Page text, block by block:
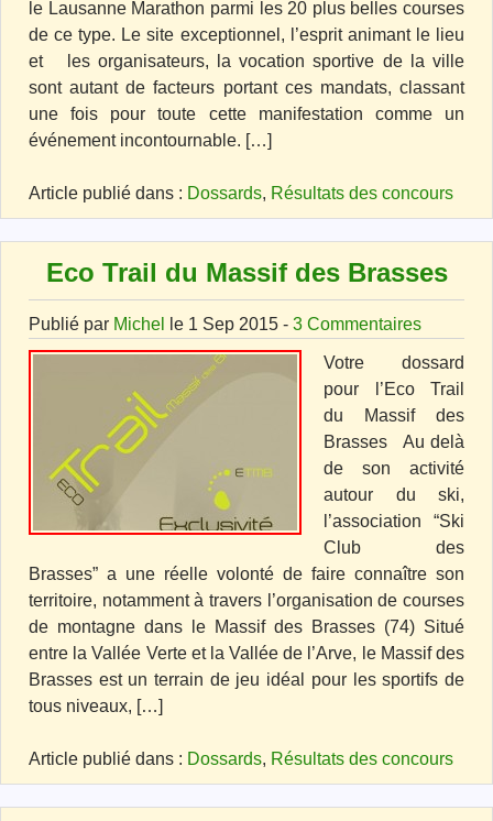
le Lausanne Marathon parmi les 20 plus belles courses
de ce type. Le site exceptionnel, l’esprit animant le lieu
et les organisateurs, la vocation sportive de la ville
sont autant de facteurs portant ces mandats, classant
une fois pour toute cette manifestation comme un
événement incontournable. […]
Article publié dans : Dossards, Résultats des concours
Eco Trail du Massif des Brasses
Publié par Michel le 1 Sep 2015 - 3 Commentaires
Votre dossard
pour l’Eco Trail
du Massif des
Brasses Au delà
de son activité
autour du ski,
l’association “Ski
Club des
Brasses” a une réelle volonté de faire connaître son
territoire, notamment à travers l’organisation de courses
de montagne dans le Massif des Brasses (74) Situé
entre la Vallée Verte et la Vallée de l’Arve, le Massif des
Brasses est un terrain de jeu idéal pour les sportifs de
tous niveaux, […]
Article publié dans : Dossards, Résultats des concours